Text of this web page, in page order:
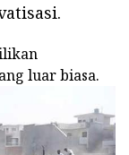
luar biasa.